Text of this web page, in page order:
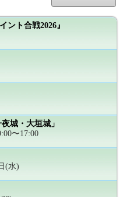
ント合戦2026』
城・大垣城」
〜17:00
(水)